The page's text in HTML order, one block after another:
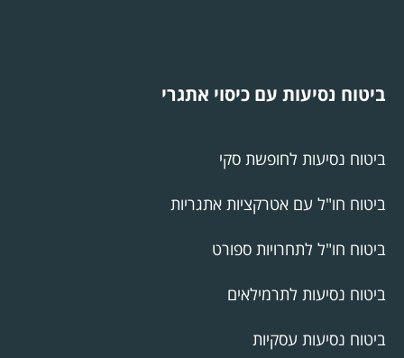
ביטוח נסיעות עם כיסוי אתגרי
ביטוח נסיעות לחופשת סקי
ביטוח חו"ל עם אטרקציות אתגריות
ביטוח חו"ל לתחרויות ספורט
ביטוח נסיעות לתרמילאים
ביטוח נסיעות עסקיות